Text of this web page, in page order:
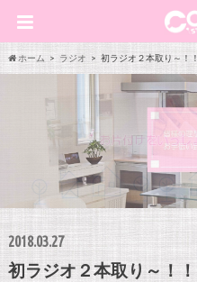
ホーム ラジオ 初ラジオ２本取り～！！
2018.03.27
初ラジオ２本取り～！！